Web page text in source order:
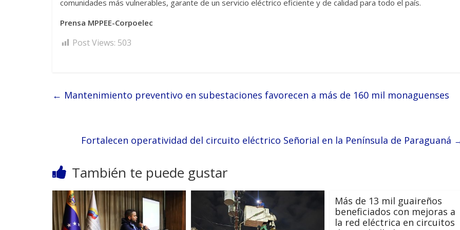
comunidades más vulnerables, garante de un servicio eléctrico eficiente y de calidad para todo el país.
Prensa MPPEE-Corpoelec
Post Views: 503
← Mantenimiento preventivo en subestaciones favorecen a más de 160 mil monaguenses
Fortalecen operatividad del circuito eléctrico Señorial en la Península de Paraguaná
También te puede gustar
Más de 13 mil guaireños
beneficiados con mejoras a
la red eléctrica en circuitos